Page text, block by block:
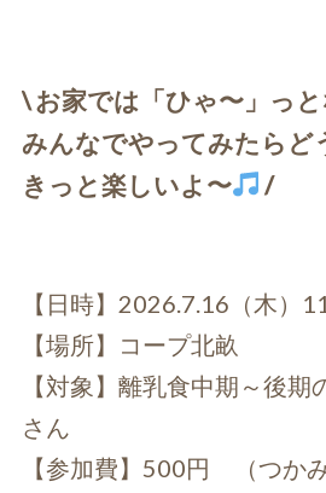
\お家では「ひゃ〜」っ
みんなでやってみたらど
きっと楽しいよ〜
/
【日時】2026.7.16（木）
【場所】コープ北畝
【対象】離乳食中期～後期
さん
【参加費】500円 （つか